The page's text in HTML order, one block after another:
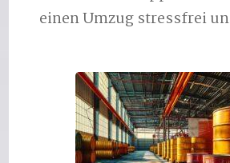
einen Umzug stressfrei